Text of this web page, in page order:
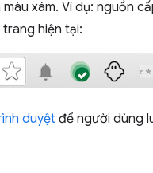
xám. Ví dụ: nguồn
hiện tại:
duyệt để người dùng